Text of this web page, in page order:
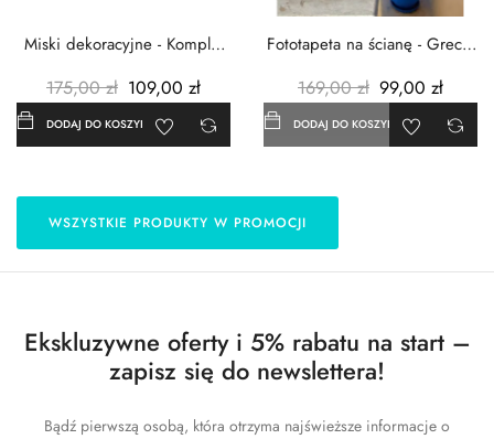
Miski dekoracyjne - Komplet
175,00 zł 109,00 zł
DODAJ DO KOSZYKA
Fototapeta na ścianę - Grecja
169,00 zł 99,00 zł
DODAJ DO KOSZYKA
WSZYSTKIE PRODUKTY W PROMOCJI
Ekskluzywne oferty i 5% rabatu na start –
zapisz się do newslettera!
Bądź pierwszą osobą, która otrzyma najświeższe informacje o